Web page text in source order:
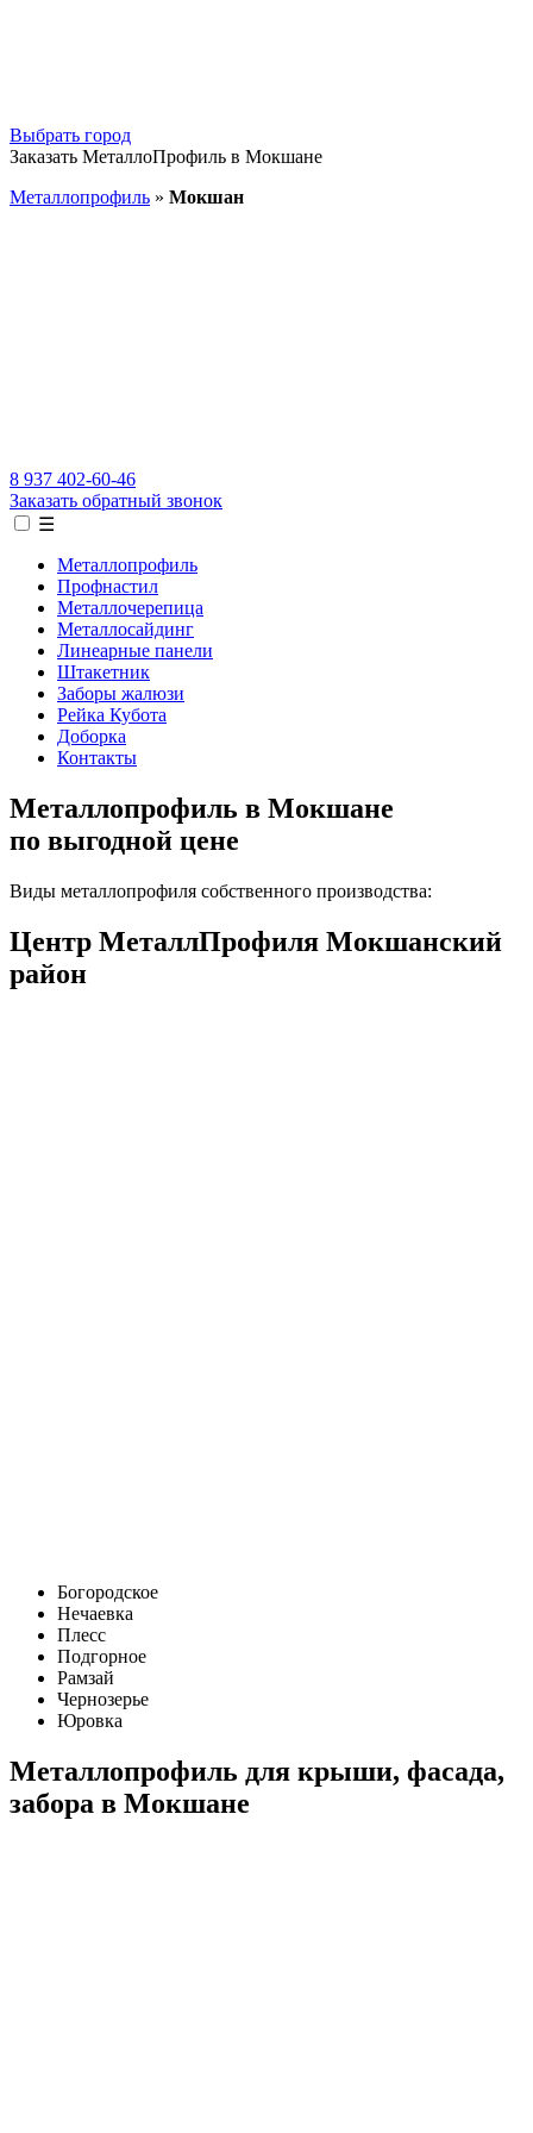
Выбрать город
Заказать МеталлоПрофиль в Мокшане
Металлопрофиль » Мокшан
8 937 402-60-46
Заказать обратный звонок
☰
Металлопрофиль
Профнастил
Металлочерепица
Металлосайдинг
Линеарные панели
Штакетник
Заборы жалюзи
Рейка Кубота
Доборка
Контакты
Металлопрофиль в Мокшане
по выгодной цене
Виды металлопрофиля собственного производства:
Центр МеталлПрофиля Мокшанский
район
Богородское
Нечаевка
Плесс
Подгорное
Рамзай
Чернозерье
Юровка
Металлопрофиль для крыши, фасада,
забора в Мокшане